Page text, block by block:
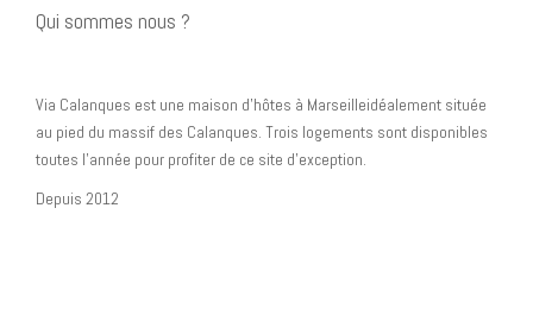
Qui sommes nous ?
Via Calanques est une maison d’hôtes à Marseilleidéalement située
au pied du massif des Calanques. Trois logements sont disponibles
toutes l’année pour profiter de ce site d’exception.
Depuis 2012